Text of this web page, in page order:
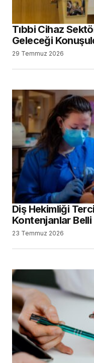
Tıbbi Cihaz
Geleceği
29 Temmuz 2026
Diş Hekimliği
Kontenjanlar Belli
23 Temmuz 2026